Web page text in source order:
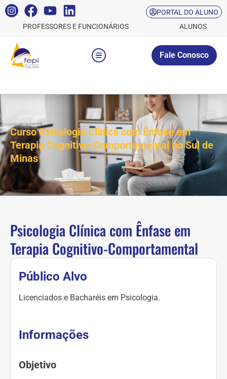
PORTAL DO ALUNO
PROFESSORES E FUNCIONÁRIOS
ALUNOS
Fale Conosco
Curso Psicologia Clínica com Ênfase em
Terapia Cognitivo-Comportamental no Sul de
Minas
Psicologia Clínica com Ênfase em
Terapia Cognitivo-Comportamental
Público Alvo
Licenciados e Bacharéis em Psicologia.
Informações
Objetivo